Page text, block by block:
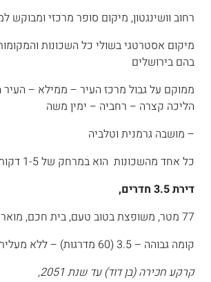
רחוב וושינגטון, מיקום סופר מרכזי ומבוקש
מיקום אסטרטגי בשולי כל השכונות
בהם בירושלים
ממוקם על גבול מרכז העיר – ממילא –
הליכה קצרה – רחביה – ימין משה
– מושבה גרמנית וטלביה
כל אחד מהשכונות הוא במרחק של 1-5 דקות הליכה.
דירת 3.5 חדרים,
77 מטר, משופצת בטוב טעם, בית חכם, מוארת,
קומה גבוהה – 3.5 (60 מדרגות) – ללא מעלית
קרקע חכירה (בן דוד) עד שנת 2051,